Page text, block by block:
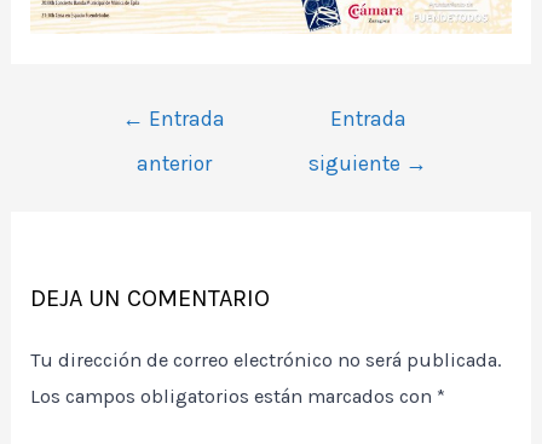
Navegación
← Entrada
anterior
Entrada
siguiente →
DEJA UN COMENTARIO
Tu dirección de correo electrónico no será publicada.
Los campos obligatorios están marcados con *